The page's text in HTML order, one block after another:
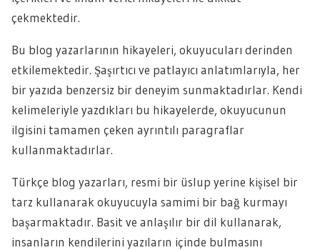
çekmektedir.
Bu blog yazarlarının hikayeleri, okuyucuları derinden
etkilemektedir. Şaşırtıcı ve patlayıcı anlatımlarıyla, her
bir yazıda benzersiz bir deneyim sunmaktadırlar. Kendi
kelimeleriyle yazdıkları bu hikayelerde, okuyucunun
ilgisini tamamen çeken ayrıntılı paragraflar
kullanmaktadırlar.
Türkçe blog yazarları, resmi bir üslup yerine kişisel bir
tarz kullanarak okuyucuyla samimi bir bağ kurmayı
başarmaktadır. Basit ve anlaşılır bir dil kullanarak,
insanların kendilerini yazıların içinde bulmasını